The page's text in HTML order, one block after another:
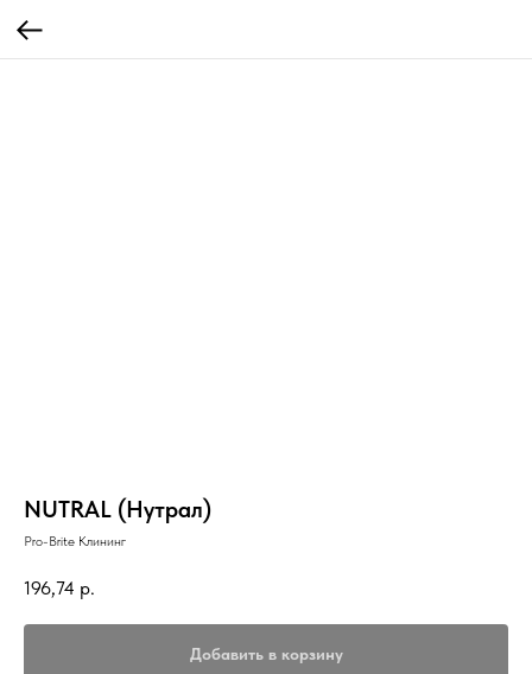
NUTRAL (Нутрал)
Pro-Brite Клининг
196,74 р.
Добавить в корзину